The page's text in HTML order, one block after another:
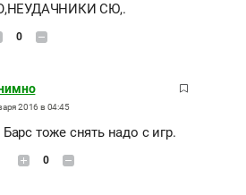
СЮ,.
0
2016 в 04:45
тоже снять надо с игр.
0